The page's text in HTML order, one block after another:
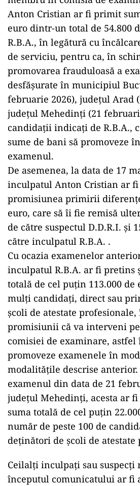
Anton Cristian ar fi primit
euro dintr-un total de 54.800
R.B.A., în legătură cu
de serviciu, pentru ca, în
promovarea frauduloasă a
desfășurate în municipiul
februarie 2026), județul Arad
județul Mehedinți (21
candidații indicați de R.B.A.,
sume de bani să promoveze
examenul.
De asemenea, la data de 17
inculpatul Anton Cristian ar fi
promisiunea primirii
euro, care să îi fie remisă
de către suspectul D.D.R.I. și
către inculpatul R.B.A. .
Cu ocazia examenelor
inculpatul R.B.A. ar fi pretins
totală de cel puțin 113.000 de
mulți candidați, direct sau
școli de atestate
promisiunii că va interveni
comisiei de examinare, astfel
promoveze examenele în
modalitățile descrise
examenul din data de 21
județul Mehedinți, acesta ar
suma totală de cel puțin
număr de peste 100 de
deținători de școli de atestate
Ceilalți inculpați sau suspecți
începutul comunicatului ar fi